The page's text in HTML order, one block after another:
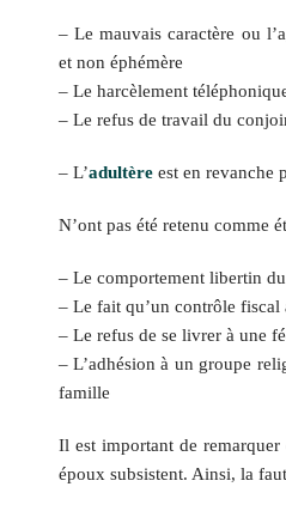
– Le mauvais caractère ou
et non éphémère
– Le harcèlement
– Le refus de travail du
– L’adultèreest en revanche
N’ont pas été retenu comme
– Le comportement libertin
– Le fait qu’un contrôle fiscal
– Le refus de se livrer à une
– L’adhésion à un groupe
famille
Il est important de remarquer
époux subsistent. Ainsi, la